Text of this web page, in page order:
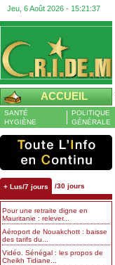
Jeu, 6 Août 2026 - 15:21:38
ACCUEIL
SANTÉ
HYGIÈNE
POLITIQUE
GÉNÉRALE
+ Lus/7 jours /30 jours
Pour une retraite digne en
Mauritanie : relever...
Aéroport de Nouakchott : baisse
des tarifs du...
Vidéo. Sénégal : les propos de
Cheikh Tidiane...